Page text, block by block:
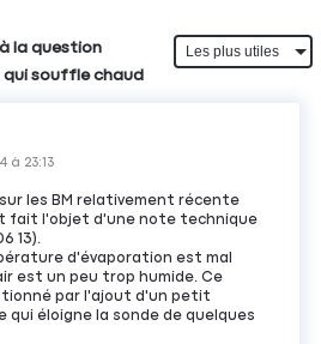
la question
souffle chaud
à 23:13
les BM relativement récente
fait l'objet d'une note technique
13).
d'évaporation est mal
est un peu trop humide. Ce
par l'ajout d'un petit
éloigne la sonde de quelques